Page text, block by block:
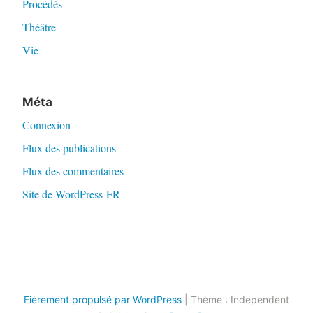
Procédés
Théâtre
Vie
Méta
Connexion
Flux des publications
Flux des commentaires
Site de WordPress-FR
Fièrement propulsé par WordPress
Thème : Independent